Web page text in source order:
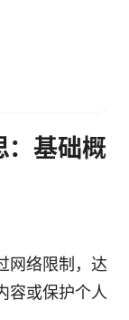
：基础概
网络限制，达
容或保护个人